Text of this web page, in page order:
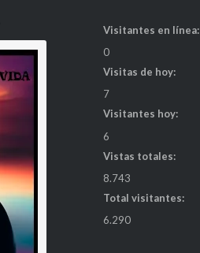
Visitantes en línea:
0
Visitas de hoy:
7
Visitantes hoy:
6
Vistas totales:
8.743
Total visitantes:
6.290